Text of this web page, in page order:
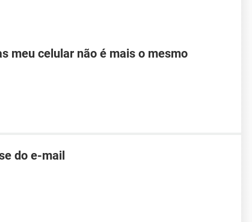
meu celular não é mais o mesmo
do e-mail